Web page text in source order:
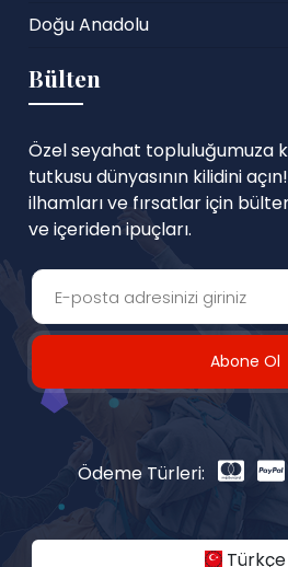
Doğu Anadolu
Bülten
Özel seyahat topluluğumuza
tutkusu dünyasının kilidini
ilhamları ve fırsatlar için
ve içeriden ipuçları.
Abone Ol
Ödeme Türleri:
Türkçe